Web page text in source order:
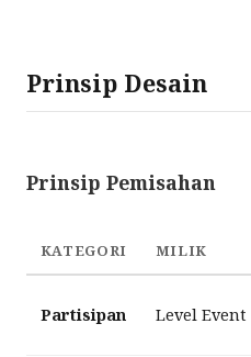
Prinsip Desain
Prinsip Pemisahan
KATEGORI MILIK
Partisipan Level Event